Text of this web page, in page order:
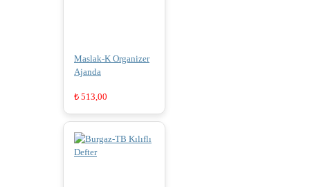
Maslak-K Organizer
Ajanda
₺ 513,00